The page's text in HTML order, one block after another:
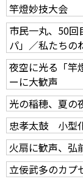
竿燈妙技大会
市民一丸、50
パ」／私たちの
夜空に光る「竿
ーに大歓声
光の稲穂、夏
忠孝太鼓 小型
火扇に歓声、弘
立佞武多のカプ